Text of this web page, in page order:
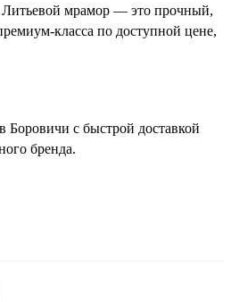
Литьевой мрамор — это прочный,
класса по доступной цене,
с быстрой доставкой
бренда.